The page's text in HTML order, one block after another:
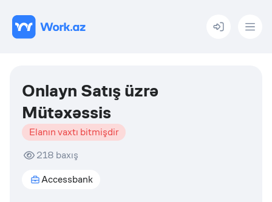
Menu
Onlayn Satış üzrə
Mütəxəssis
Elanın vaxtı bitmişdir
218 baxış
Accessbank